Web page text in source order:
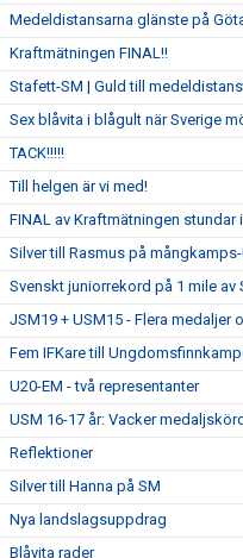
Medeldistansarna glänste på
Kraftmätningen FINAL!!
Stafett-SM | Guld till
Sex blåvita i blågult när Sverige
TACK!!!!!
Till helgen är vi med!
FINAL av Kraftmätningen stundar
Silver till Rasmus på
Svenskt juniorrekord på 1 mile av
JSM19 + USM15 - Flera medaljer
Fem IFKare till
U20-EM - två representanter
USM 16-17 år: Vacker
Reflektioner
Silver till Hanna på SM
Nya landslagsuppdrag
Blåvita rader